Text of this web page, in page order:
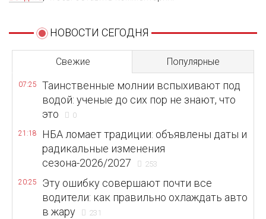
НОВОСТИ СЕГОДНЯ
Свежие Популярные
07:25
Таинственные молнии вспыхивают под
водой: ученые до сих пор не знают, что
это
0
21:18
НБА ломает традиции: объявлены даты и
радикальные изменения
сезона-2026/2027
253
20:25
Эту ошибку совершают почти все
водители: как правильно охлаждать авто
в жару
231